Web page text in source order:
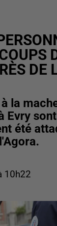
DE
la
Evry
été
10h22